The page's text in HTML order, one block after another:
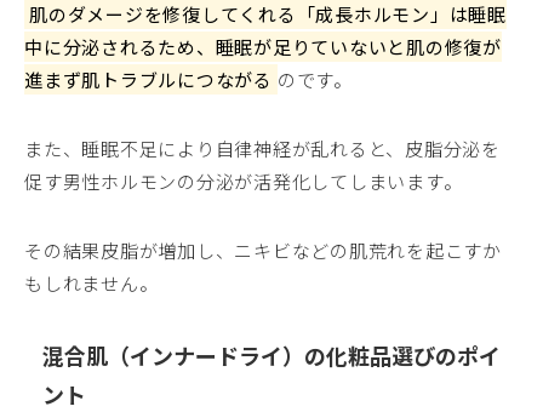
肌のダメージを修復してくれる「成長ホルモン」は睡眠
中に分泌されるため、睡眠が足りていないと肌の修復が
進まず肌トラブルにつながる のです。
また、睡眠不足により自律神経が乱れると、皮脂分泌を
促す男性ホルモンの分泌が活発化してしまいます。
その結果皮脂が増加し、ニキビなどの肌荒れを起こすか
もしれません。
混合肌（インナードライ）の化粧品選びのポイ
ント